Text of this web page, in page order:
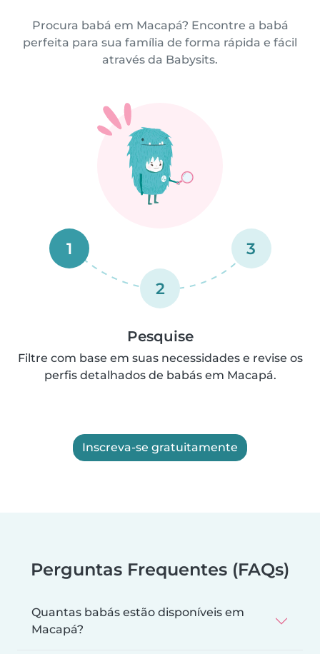
Procura babá em Macapá? Encontre a babá
perfeita para sua família de forma rápida e fácil
através da Babysits.
1
2
3
Pesquise
Filtre com base em suas necessidades e revise os
perfis detalhados de babás em Macapá.
Inscreva-se gratuitamente
Perguntas Frequentes (FAQs)
Quantas babás estão disponíveis em
Macapá?